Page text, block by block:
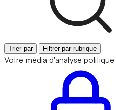
Trier par Filtrer par rubrique
Votre média d'analyse